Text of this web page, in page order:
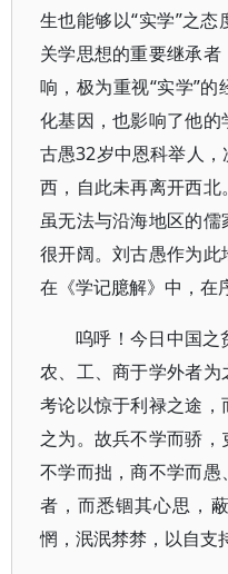
生也能够以“实学”之
关学思想的重要继承
响，极为重视“实学”
化基因，也影响了他
古愚32岁中恩科举人
西，自此未再离开西
虽无法与沿海地区的
很开阔。刘古愚作为
在《学记臆解》中，在
呜呼！今日中国之
农、工、商于学外者
考论以惊于利禄之途
之为。故兵不学而骄
不学而拙，商不学而
者，而悉锢其心思，
惘，泯泯棼棼，以自支